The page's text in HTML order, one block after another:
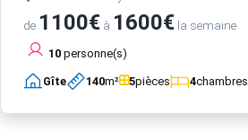
de 1100€ à 1600€ la semaine
10 personne(s)
Gîte 140m² 5pièces 4chambres